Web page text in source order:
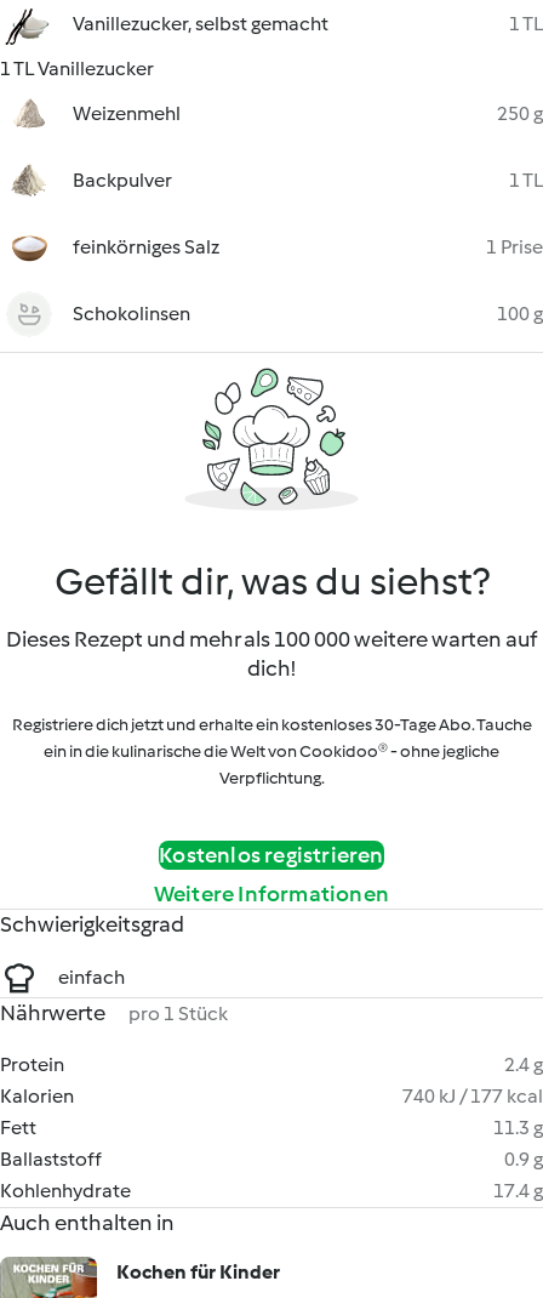
Vanillezucker, selbst gemacht
1 TL
1 TL Vanillezucker
Weizenmehl
250 g
Backpulver 1 TL
feinkörniges Salz 1 Prise
Schokolinsen 100 g
Gefällt dir, was du siehst?
Dieses Rezept und mehr als 100 000 weitere warten auf
dich!
Registriere dich jetzt und erhalte ein kostenloses 30-Tage Abo. Tauche
ein in die kulinarische die Welt von Cookidoo® - ohne jegliche
Verpflichtung.
Kostenlos registrieren
Weitere Informationen
Schwierigkeitsgrad
einfach
Nährwerte pro 1 Stück
Protein
2.4 g
Kalorien
740 kJ / 177 kcal
Fett
11.3 g
Ballaststoff
0.9 g
Kohlenhydrate
17.4 g
Auch enthalten in
Kochen für Kinder